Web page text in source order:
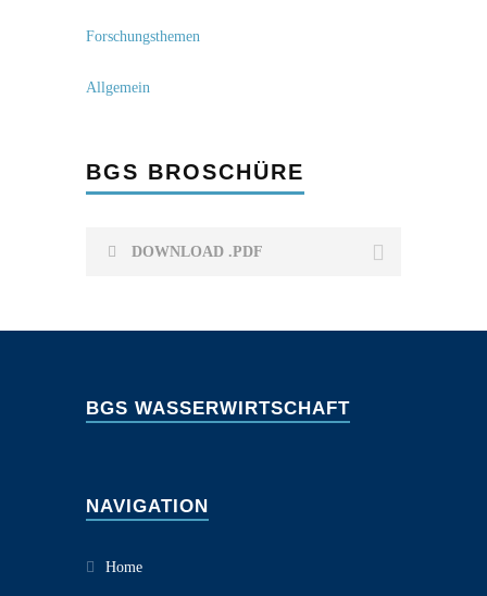
Forschungsthemen
Allgemein
BGS BROSCHÜRE
DOWNLOAD .PDF
BGS WASSERWIRTSCHAFT
NAVIGATION
Home